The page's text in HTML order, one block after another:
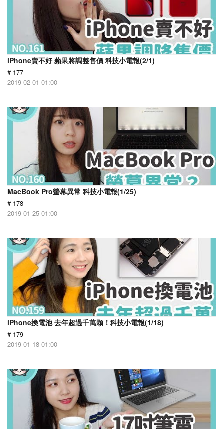
iPhone賣不好 蘋果將調整售價 科技小電報(2/1)
# 177
2019-02-01 01:00
MacBook Pro螢幕異常 科技小電報(1/25)
# 178
2019-01-25 01:00
iPhone換電池 去年超過千萬顆！科技小電報(1/18)
# 179
2019-01-18 01:00